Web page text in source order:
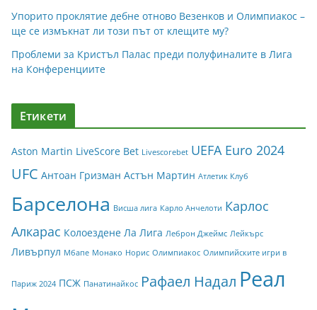
Упорито проклятие дебне отново Везенков и Олимпиакос –
ще се измъкнат ли този път от клещите му?
Проблеми за Кристъл Палас преди полуфиналите в Лига
на Конференциите
Етикети
Aston Martin LiveScore Bet Livescorebet UEFA Euro 2024
UFC Антоан Гризман Астън Мартин Атлетик Клуб
Барселона Висша лига Карло Анчелоти Карлос
Алкарас Колоездене Ла Лига Леброн Джеймс Лейкърс
Ливърпул Мбапе Монако Норис Олимпиакос Олимпийските игри в
Париж 2024 ПСЖ Панатинайкос Рафаел Надал Реал